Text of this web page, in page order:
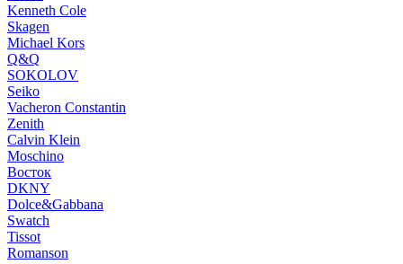
Kenneth Cole
Skagen
Michael Kors
Q&Q
SOKOLOV
Seiko
Vacheron Constantin
Zenith
Calvin Klein
Moschino
Восток
DKNY
Dolce&Gabbana
Swatch
Tissot
Romanson